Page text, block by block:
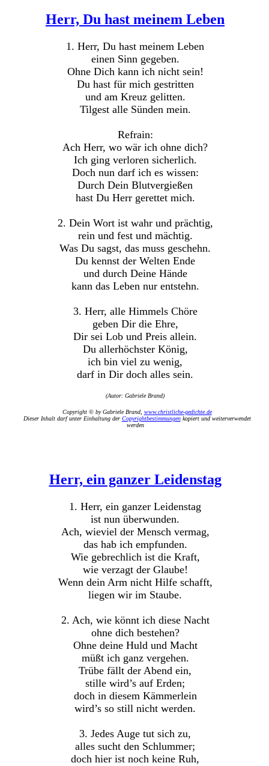
Herr, Du hast meinem Leben
1. Herr, Du hast meinem Leben
einen Sinn gegeben.
Ohne Dich kann ich nicht sein!
Du hast für mich gestritten
und am Kreuz gelitten.
Tilgest alle Sünden mein.
Refrain:
Ach Herr, wo wär ich ohne dich?
Ich ging verloren sicherlich.
Doch nun darf ich es wissen:
Durch Dein Blutvergießen
hast Du Herr gerettet mich.
2. Dein Wort ist wahr und prächtig,
rein und fest und mächtig.
Was Du sagst, das muss geschehn.
Du kennst der Welten Ende
und durch Deine Hände
kann das Leben nur entstehn.
3. Herr, alle Himmels Chöre
geben Dir die Ehre,
Dir sei Lob und Preis allein.
Du allerhöchster König,
ich bin viel zu wenig,
darf in Dir doch alles sein.
(Autor: Gabriele Brand)
Copyright © by Gabriele Brand, www.christliche-gedichte.de
Dieser Inhalt darf unter Einhaltung der Copyrightbestimmungenkopiert und weiterverwendet
werden
Herr, ein ganzer Leidenstag
1. Herr, ein ganzer Leidenstag
ist nun überwunden.
Ach, wieviel der Mensch vermag,
das hab ich empfunden.
Wie gebrechlich ist die Kraft,
wie verzagt der Glaube!
Wenn dein Arm nicht Hilfe schafft,
liegen wir im Staube.
2. Ach, wie könnt ich diese Nacht
ohne dich bestehen?
Ohne deine Huld und Macht
müßt ich ganz vergehen.
Trübe fällt der Abend ein,
stille wird’s auf Erden;
doch in diesem Kämmerlein
wird’s so still nicht werden.
3. Jedes Auge tut sich zu,
alles sucht den Schlummer;
doch hier ist noch keine Ruh,